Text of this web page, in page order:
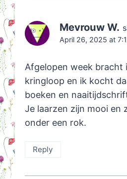
Mevrouw W.
April 26, 2025 at
Afgelopen week bracht
kringloop en ik kocht
boeken en
Je laarzen zijn mooi en
onder een rok.
Reply